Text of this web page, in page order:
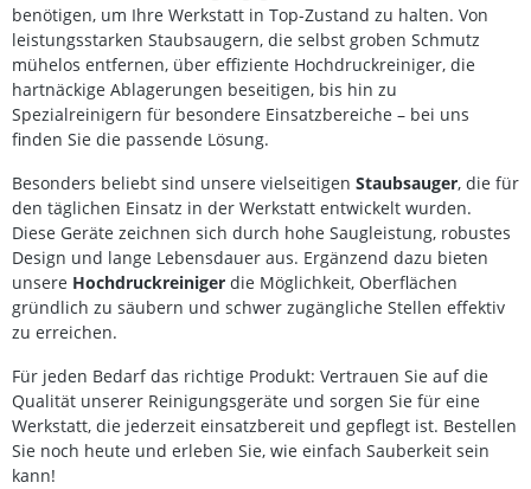
benötigen, um Ihre Werkstatt in Top-Zustand zu halten. Von
leistungsstarken Staubsaugern, die selbst groben Schmutz
mühelos entfernen, über effiziente Hochdruckreiniger, die
hartnäckige Ablagerungen beseitigen, bis hin zu
Spezialreinigern für besondere Einsatzbereiche – bei uns
finden Sie die passende Lösung.
Besonders beliebt sind unsere vielseitigen Staubsauger, die für
den täglichen Einsatz in der Werkstatt entwickelt wurden.
Diese Geräte zeichnen sich durch hohe Saugleistung, robustes
Design und lange Lebensdauer aus. Ergänzend dazu bieten
unsere Hochdruckreiniger die Möglichkeit, Oberflächen
gründlich zu säubern und schwer zugängliche Stellen effektiv
zu erreichen.
Für jeden Bedarf das richtige Produkt: Vertrauen Sie auf die
Qualität unserer Reinigungsgeräte und sorgen Sie für eine
Werkstatt, die jederzeit einsatzbereit und gepflegt ist. Bestellen
Sie noch heute und erleben Sie, wie einfach Sauberkeit sein
kann!